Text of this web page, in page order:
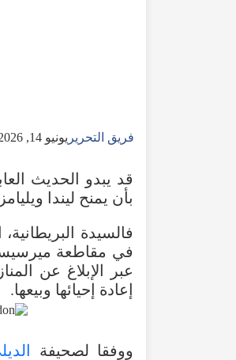
فريق التحرير يونيو 14, 2026
قد يبدو الحديث
بأن يمنح ليندا ويليامز
فالسيدة
البريطانية،
في مقاطعة
عبر
الإبلاغ عن
إعادة إحيائها وبيعها.
ووفقا لصحيفة